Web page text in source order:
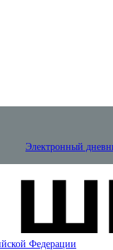
Электронный